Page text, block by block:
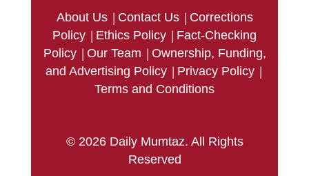
About Us | Contact Us | Corrections
Policy | Ethics Policy | Fact-Checking
Policy | Our Team | Ownership, Funding,
and Advertising Policy | Privacy Policy |
Terms and Conditions
© 2026 Daily Mumtaz. All Rights
Reserved